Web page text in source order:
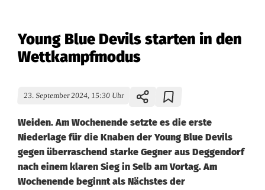
Young Blue Devils starten in den
Wettkampfmodus
23. September 2024, 15:30 Uhr
Weiden. Am Wochenende setzte es die erste
Niederlage für die Knaben der Young Blue Devils
gegen überraschend starke Gegner aus Deggendorf
nach einem klaren Sieg in Selb am Vortag. Am
Wochenende beginnt als Nächstes der